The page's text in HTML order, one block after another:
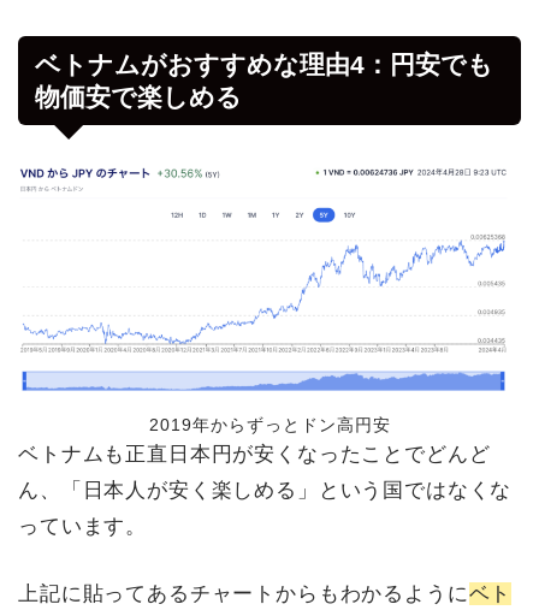
ベトナムがおすすめな理由4：円安でも
物価安で楽しめる
2019年からずっとドン高円安
ベトナムも正直日本円が安くなったことでどんど
ん、「日本人が安く楽しめる」という国ではなくな
っています。
上記に貼ってあるチャートからもわかるようにベト